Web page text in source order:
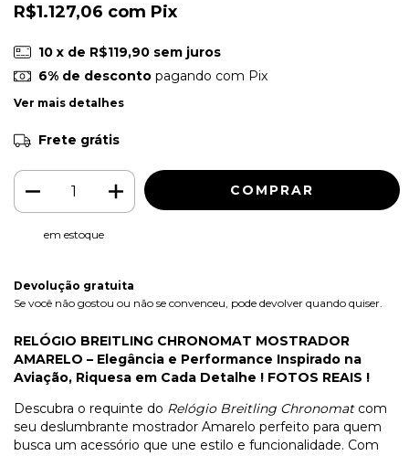
R$1.127,06 com Pix
10 x de R$119,90 sem juros
6% de descontopagando com Pix
Ver mais detalhes
Frete grátis
em estoque
Devolução gratuita
Se você não gostou ou não se convenceu, pode devolver quando quiser.
RELÓGIO BREITLING CHRONOMAT MOSTRADOR
AMARELO – Elegância e Performance Inspirado na
Aviação, Riquesa em Cada Detalhe ! FOTOS REAIS !
Descubra o requinte do Relógio Breitling Chronomatcom
seu deslumbrante mostrador Amarelo perfeito para quem
busca um acessório que une estilo e funcionalidade. Com